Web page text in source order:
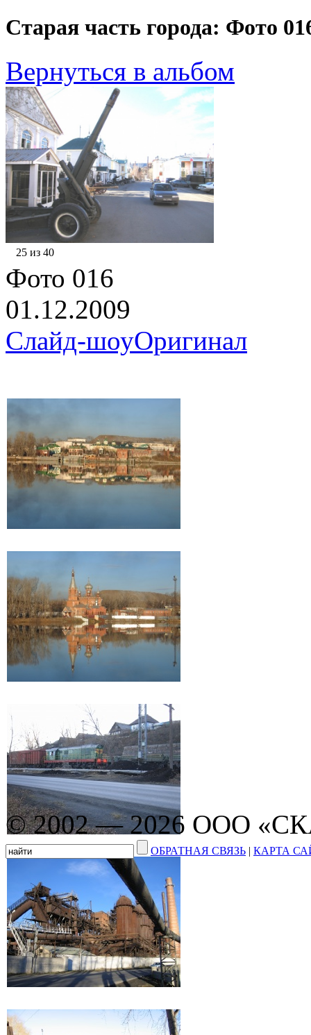
Старая часть города: Фото
Вернуться в альбом
25 из 40
Фото 016
01.12.2009
Слайд-шоуОригинал
© 2002 — 2026 ООО
ОБРАТНАЯ СВЯЗЬ | КАРТА